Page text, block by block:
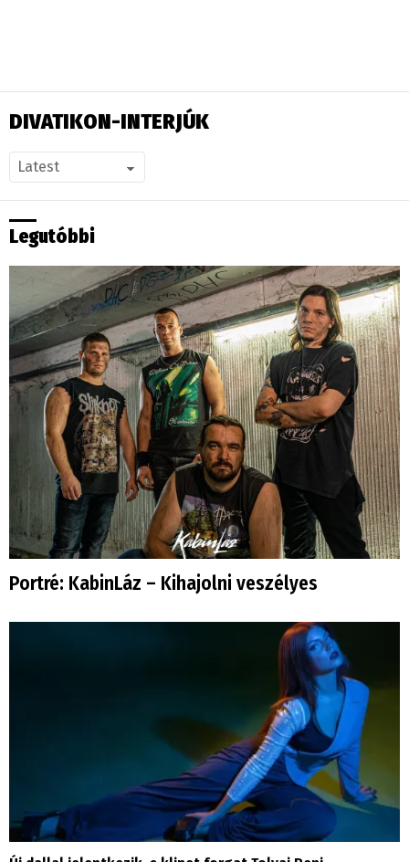
DIVATIKON-INTERJÚK
Legutóbbi
Portré: KabinLáz – Kihajolni veszélyes